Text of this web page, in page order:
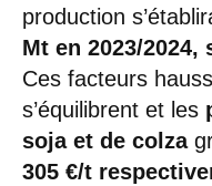
production
Mt en 2023/2024,
Ces facteurs
s’équilibrent et les
soja et de colza
305 €/t